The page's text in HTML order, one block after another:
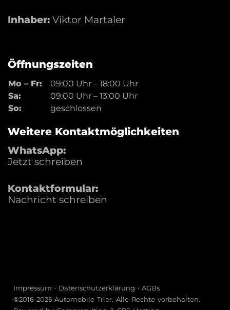
Inhaber: Viktor Martaler
Öffnungszeiten
Mo – Fr: 09:00 Uhr – 18:00 Uhr
Sa:
09:00 Uhr – 13:00 Uhr
So:
geschlossen
Weitere Kontaktmöglichkeiten
WhatsApp:
Jetzt schreiben
Kontaktformular:
Nachricht schreiben
Impressum · Datenschutzerklärung · AGBs
©2016-2025 Automobile Trier. Alle Rechte vorbehalten.